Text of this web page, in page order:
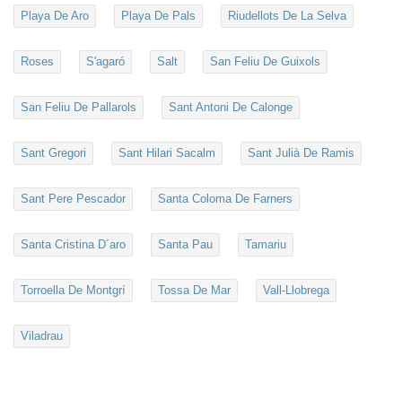
Playa De Aro Playa De Pals Riudellots De La Selva
Roses S'agaró Salt San Feliu De Guixols
San Feliu De Pallarols Sant Antoni De Calonge
Sant Gregori Sant Hilari Sacalm Sant Julià De Ramis
Sant Pere Pescador Santa Coloma De Farners
Santa Cristina D´aro Santa Pau Tamariu
Torroella De Montgrí Tossa De Mar Vall-Llobrega
Viladrau